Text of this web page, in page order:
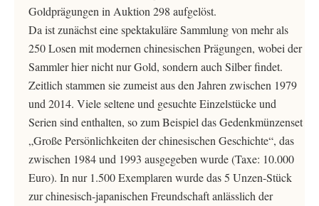
Goldprägungen in Auktion 298 aufgelöst.
Da ist zunächst eine spektakuläre Sammlung von mehr als
250 Losen mit modernen chinesischen Prägungen, wobei der
Sammler hier nicht nur Gold, sondern auch Silber findet.
Zeitlich stammen sie zumeist aus den Jahren zwischen 1979
und 2014. Viele seltene und gesuchte Einzelstücke und
Serien sind enthalten, so zum Beispiel das Gedenkmünzenset
„Große Persönlichkeiten der chinesischen Geschichte“, das
zwischen 1984 und 1993 ausgegeben wurde (Taxe: 10.000
Euro). In nur 1.500 Exemplaren wurde das 5 Unzen-Stück
zur chinesisch-japanischen Freundschaft anlässlich der